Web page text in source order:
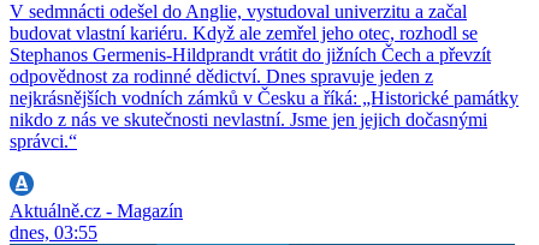
V sedmnácti odešel do Anglie, vystudoval univerzitu a začal
budovat vlastní kariéru. Když ale zemřel jeho otec, rozhodl se
Stephanos Germenis-Hildprandt vrátit do jižních Čech a převzít
odpovědnost za rodinné dědictví. Dnes spravuje jeden z
nejkrásnějších vodních zámků v Česku a říká: „Historické památky
nikdo z nás ve skutečnosti nevlastní. Jsme jen jejich dočasnými
správci.“
Aktuálně.cz - Magazín
dnes, 03:55